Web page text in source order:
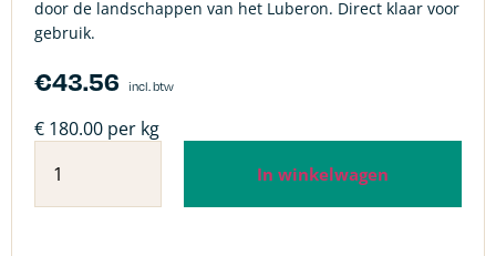
door de landschappen van het Luberon. Direct klaar voor
gebruik.
€43.56 incl. btw
€ 180.00 per kg
In winkelwagen